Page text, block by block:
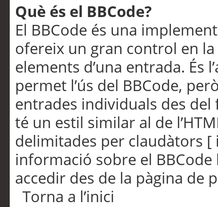
Què és el BBCode?
El BBCode és una
ofereix un gran control en
elements d’una entrada. És
permet l’ús del BBCode,
entrades individuals des
té un estil similar al de
delimitades per claudàtors [
informació sobre el
accedir des de la pàgina de
Torna a l’inici